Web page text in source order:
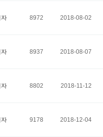
자 8972 2018-08-02
자 8937 2018-08-07
자 8802 2018-11-12
자 9178 2018-12-04